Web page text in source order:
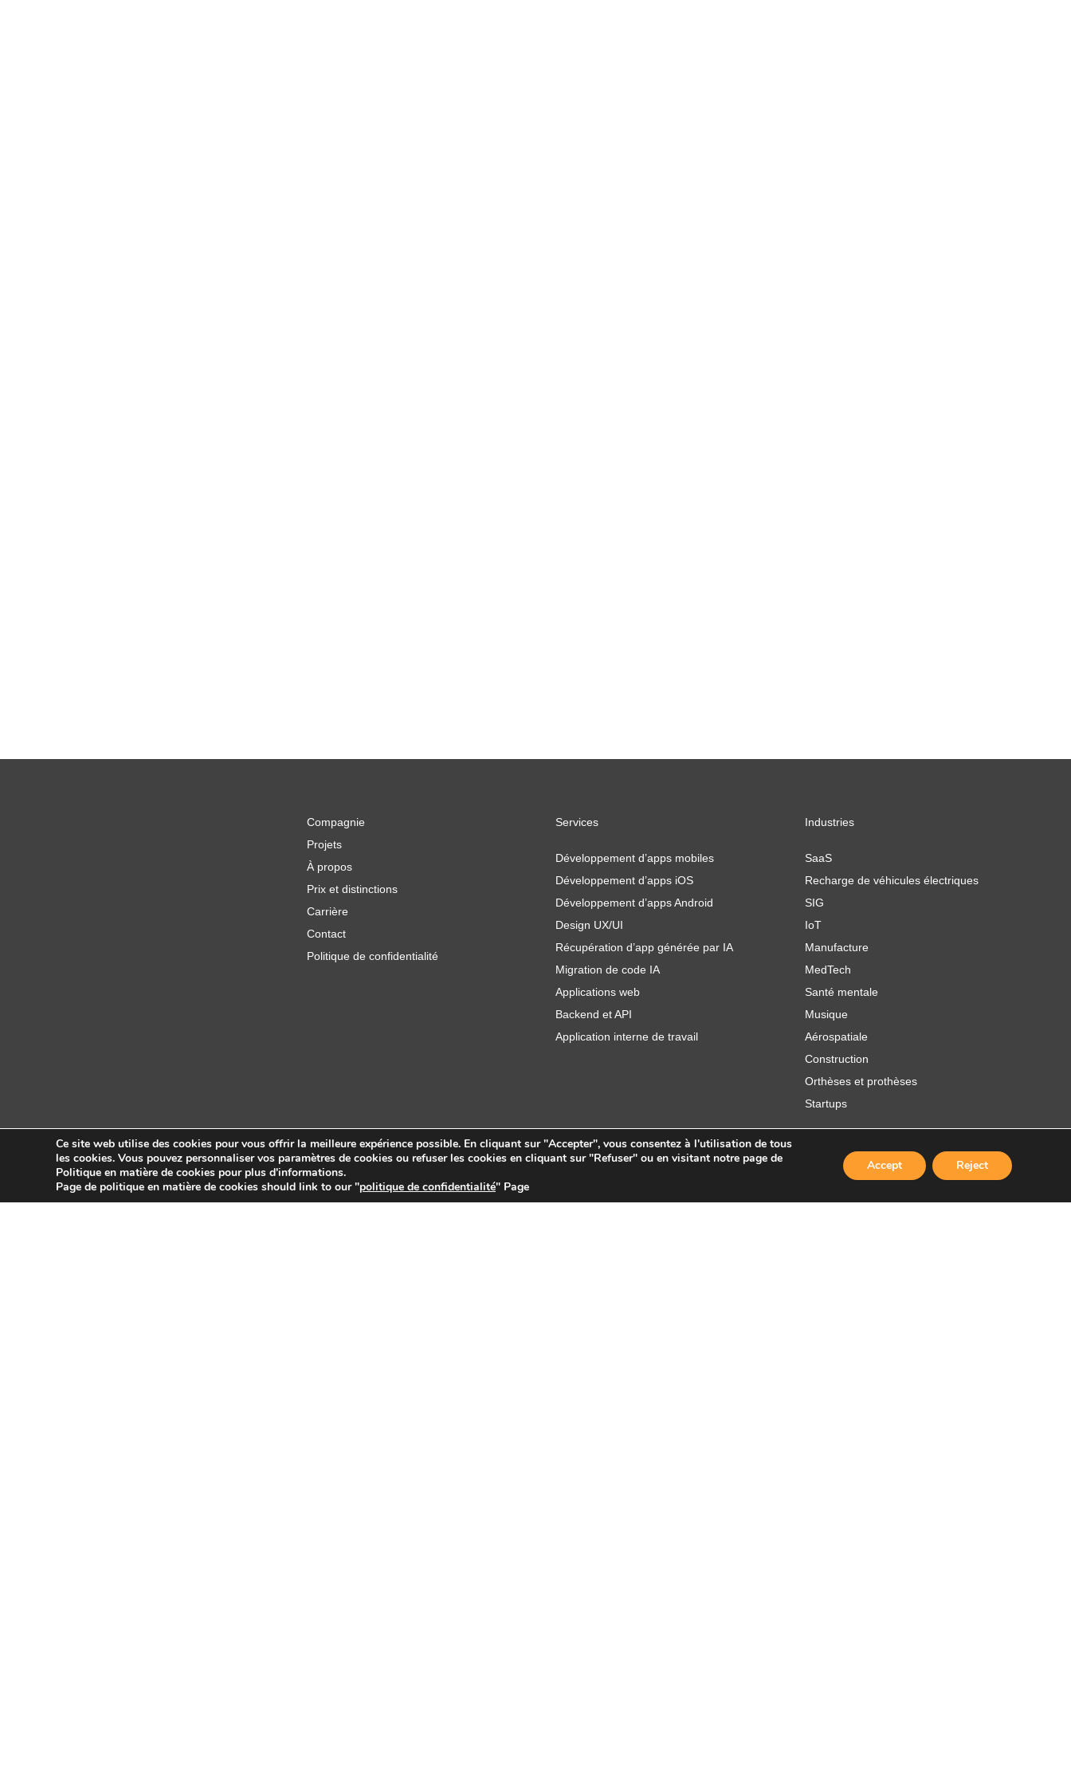
Compagnie
Projets
À propos
Prix et distinctions
Carrière
Contact
Politique de confidentialité
Services
Développement d’apps mobiles
Développement d’apps iOS
Développement d’apps Android
Design UX/UI
Récupération d’app générée par IA
Migration de code IA
Applications web
Backend et API
Application interne de travail
Industries
SaaS
Recharge de véhicules électriques
SIG
IoT
Manufacture
MedTech
Santé mentale
Musique
Aérospatiale
Construction
Orthèses et prothèses
Startups
Copyright © 2026 Sidekick Interactive Inc.
Ce site web utilise des cookies pour vous offrir la meilleure expérience possible. En cliquant sur "Accepter", vous consentez à l'utilisation de tous
les cookies. Vous pouvez personnaliser vos paramètres de cookies ou refuser les cookies en cliquant sur "Refuser" ou en visitant notre page de
Politique en matière de cookies pour plus d'informations.
Page de politique en matière de cookies should link to our "politique de confidentialité" Page
Accept Reject